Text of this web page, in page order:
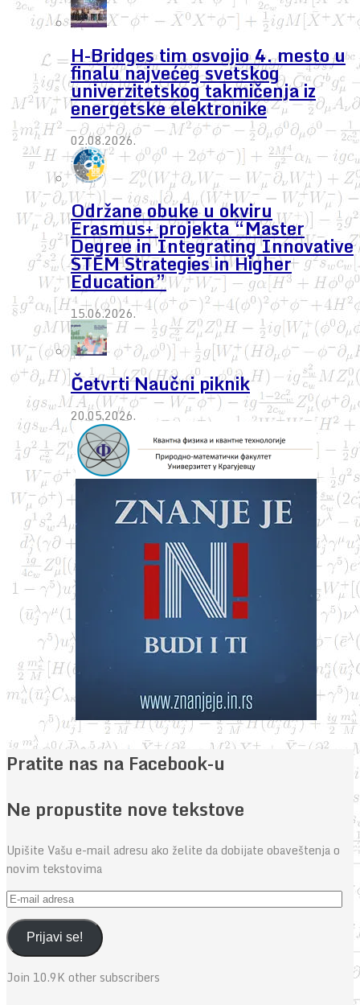
H-Bridges tim osvojio 4. mesto u
finalu najvećeg svetskog
univerzitetskog takmičenja iz
energetske elektronike
02.08.2026.
Održane obuke u okviru
Erasmus+ projekta “Master
Degree in Integrating Innovative
STEM Strategies in Higher
Education”
15.06.2026.
Četvrti Naučni piknik
20.05.2026.
Pratite nas na Facebook-u
Ne propustite nove tekstove
Upišite Vašu e-mail adresu ako želite da dobijate obaveštenja o
novim tekstovima
E-
mail
adresaPrijavi se!
Join 10.9K other subscribers